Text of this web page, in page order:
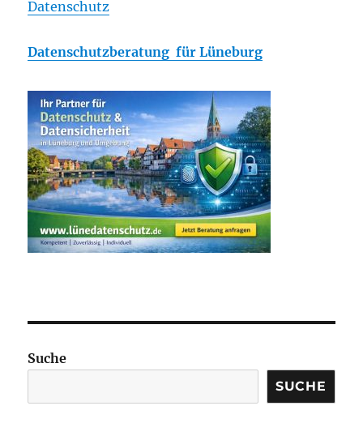
Datenschutz
Datenschutzberatung für Lüneburg
Suche
SUCHE